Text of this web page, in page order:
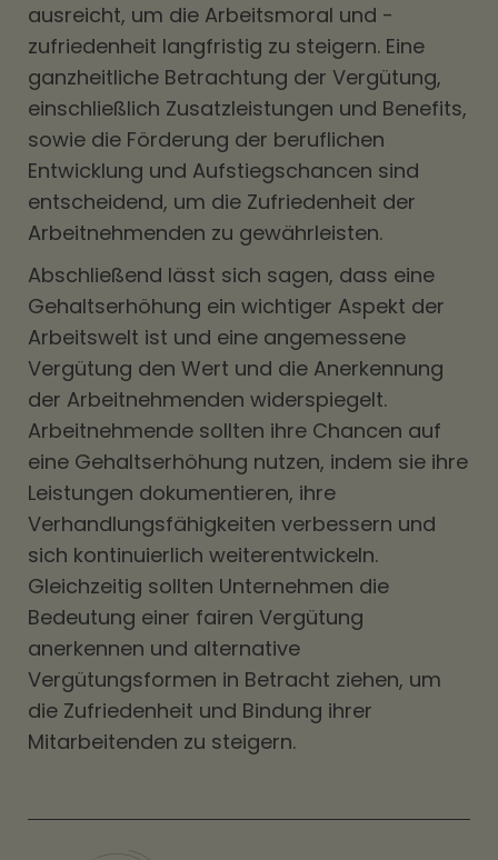
ausreicht, um die Arbeitsmoral und -
zufriedenheit langfristig zu steigern. Eine
ganzheitliche Betrachtung der Vergütung,
einschließlich Zusatzleistungen und Benefits,
sowie die Förderung der beruflichen
Entwicklung und Aufstiegschancen sind
entscheidend, um die Zufriedenheit der
Arbeitnehmenden zu gewährleisten.
Abschließend lässt sich sagen, dass eine
Gehaltserhöhung ein wichtiger Aspekt der
Arbeitswelt ist und eine angemessene
Vergütung den Wert und die Anerkennung
der Arbeitnehmenden widerspiegelt.
Arbeitnehmende sollten ihre Chancen auf
eine Gehaltserhöhung nutzen, indem sie ihre
Leistungen dokumentieren, ihre
Verhandlungsfähigkeiten verbessern und
sich kontinuierlich weiterentwickeln.
Gleichzeitig sollten Unternehmen die
Bedeutung einer fairen Vergütung
anerkennen und alternative
Vergütungsformen in Betracht ziehen, um
die Zufriedenheit und Bindung ihrer
Mitarbeitenden zu steigern.